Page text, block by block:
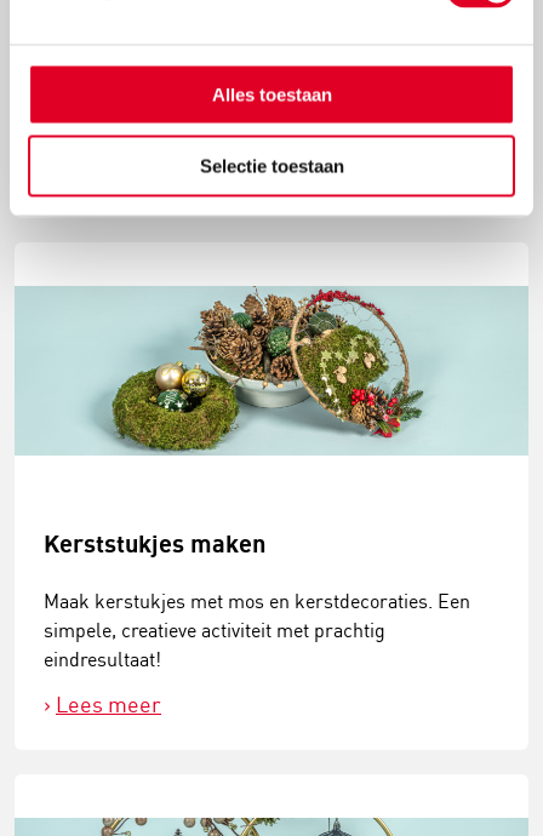
Alles toestaan
Selectie toestaan
Met de metalen ring met gaas hang je met gemak
kerstballen in de vorm van een kerstboom op.
Kerststukjes maken
Maak kerstukjes met mos en kerstdecoraties. Een
simpele, creatieve activiteit met prachtig
eindresultaat!
Lees meer